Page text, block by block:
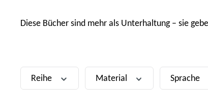
Diese Bücher sind mehr als Unterhaltung – sie
Reihe Material Sprache